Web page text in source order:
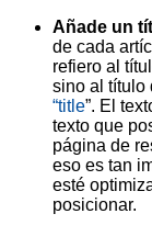
Añade un
de cada
refiero al
sino al título
“title”. El
texto que
página de
eso es tan
esté
posicionar.